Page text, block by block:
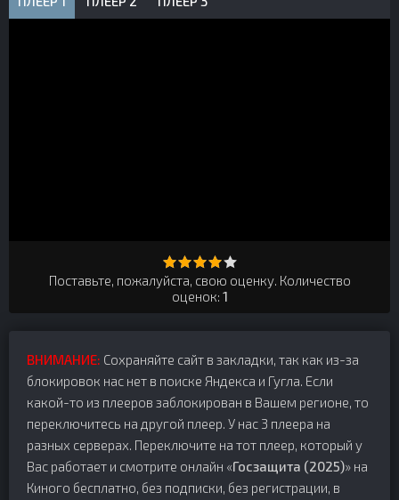
Поставьте, пожалуйста, свою оценку. Количество
оценок: 1
ВНИМАНИЕ: Сохраняйте сайт в закладки, так как из-за
блокировок нас нет в поиске Яндекса и Гугла. Если
какой-то из плееров заблокирован в Вашем регионе, то
переключитесь на другой плеер. У нас 3 плеера на
разных серверах. Переключите на тот плеер, который у
Вас работает и смотрите онлайн «Госзащита (2025)» на
Киного бесплатно, без подписки, без регистрации, в